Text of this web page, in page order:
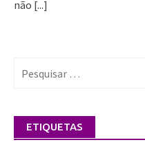
não [...]
ETIQUETAS